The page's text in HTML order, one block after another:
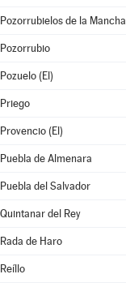
Pozorrubielos de la Mancha
Pozorrubio
Pozuelo (El)
Priego
Provencio (El)
Puebla de Almenara
Puebla del Salvador
Quintanar del Rey
Rada de Haro
Reíllo